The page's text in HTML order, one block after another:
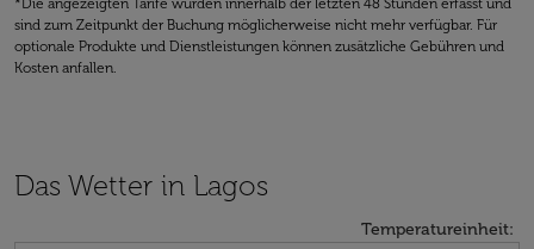
*Die angezeigten Tarife wurden innerhalb der letzten 48 Stunden erfasst und
sind zum Zeitpunkt der Buchung möglicherweise nicht mehr verfügbar. Für
optionale Produkte und Dienstleistungen können zusätzliche Gebühren und
Kosten anfallen.
Das Wetter in Lagos
Temperatureinheit: